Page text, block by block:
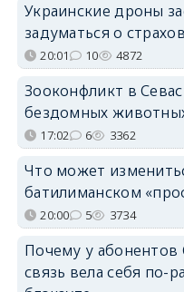
Украинские дроны
задуматься о
20:01 10 4872
Зооконфликт в
бездомных
17:02 6 3362
Что может
батилиманском
20:00 5 3734
Почему у абонентов
связь вела себя по-